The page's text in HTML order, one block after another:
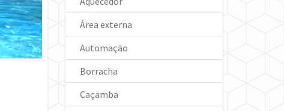
Área externa
Automação
Borracha
Caçamba